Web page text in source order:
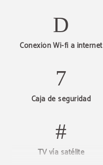
Conexión Wi-fi a internet
Caja de seguridad
TV vía satélite